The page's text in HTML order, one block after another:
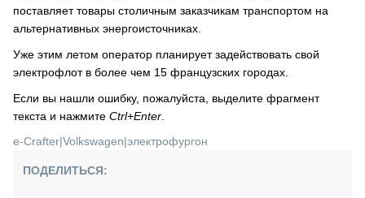
поставляет товары столичным заказчикам транспортом на
альтернативных энергоисточниках.
Уже этим летом оператор планирует задействовать свой
электрофлот в более чем 15 французских городах.
Если вы нашли ошибку, пожалуйста, выделите фрагмент
текста и нажмите Ctrl+Enter
e-Crafter|Volkswagen|электрофургон
ПОДЕЛИТЬСЯ: